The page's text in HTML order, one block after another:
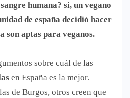
humana? si, un vegano
de españa decidió hacer
son aptas para veganos.
sobre cuál de las
en España es la mejor.
de Burgos, otros creen que